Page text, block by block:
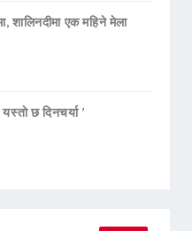
शालिनदीमा एक महिने मेला
छ दिनचर्या ’